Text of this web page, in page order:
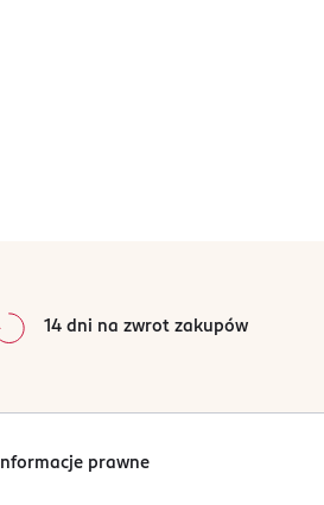
14 dni na zwrot zakupów
Informacje prawne